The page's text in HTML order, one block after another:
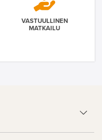
VASTUULLINEN
MATKAILU